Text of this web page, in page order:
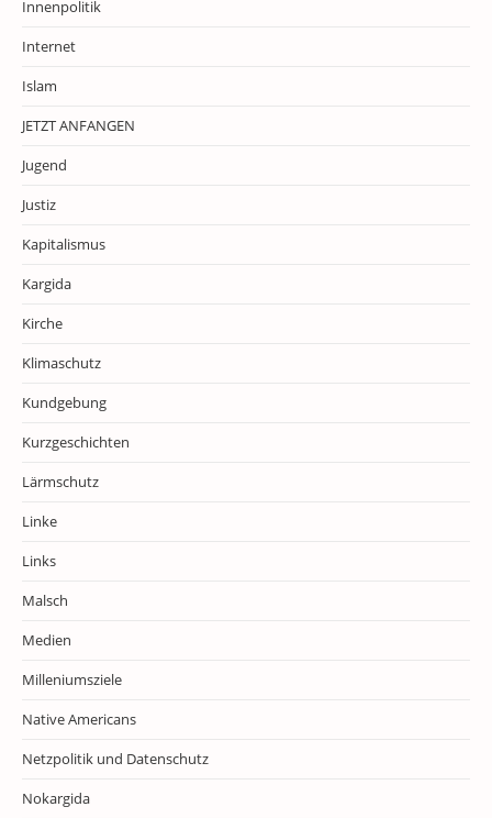
Innenpolitik
Internet
Islam
JETZT ANFANGEN
Jugend
Justiz
Kapitalismus
Kargida
Kirche
Klimaschutz
Kundgebung
Kurzgeschichten
Lärmschutz
Linke
Links
Malsch
Medien
Milleniumsziele
Native Americans
Netzpolitik und Datenschutz
Nokargida